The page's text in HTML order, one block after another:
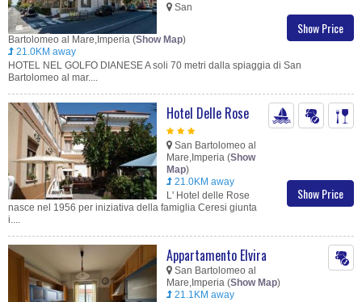
Show Price
San
Bartolomeo al Mare,Imperia (Show Map)
21.0KM away
HOTEL NEL GOLFO DIANESE A soli 70 metri dalla spiaggia di San
Bartolomeo al mar....
Show Price
Hotel Delle Rose
San Bartolomeo al
Mare,Imperia (Show
Map)
21.0KM away
L' Hotel delle Rose
nasce nel 1956 per iniziativa della famiglia Ceresi giunta
i....
Appartamento Elvira
San Bartolomeo al
Mare,Imperia (Show Map)
21.1KM away